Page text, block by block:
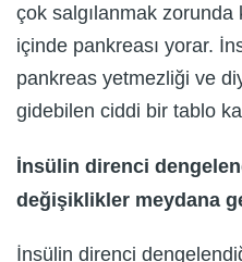
çok salgılanmak zorunda
içinde pankreası yorar.
pankreas yetmezliği ve
gidebilen ciddi bir tablo
İnsülin direnci
değişiklikler meydana
İnsülin direnci